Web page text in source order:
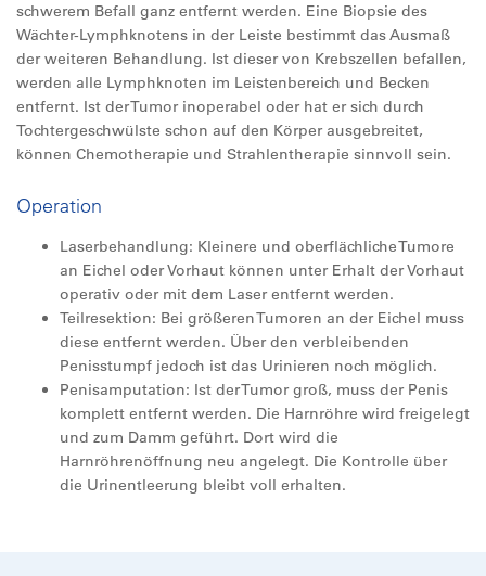
schwerem Befall ganz entfernt werden. Eine Biopsie des
Wächter-Lymphknotens in der Leiste bestimmt das Ausmaß
der weiteren Behandlung. Ist dieser von Krebszellen befallen,
werden alle Lymphknoten im Leistenbereich und Becken
entfernt. Ist der Tumor inoperabel oder hat er sich durch
Tochtergeschwülste schon auf den Körper ausgebreitet,
können Chemotherapie und Strahlentherapie sinnvoll sein.
Operation
Laserbehandlung: Kleinere und oberflächliche Tumore
an Eichel oder Vorhaut können unter Erhalt der Vorhaut
operativ oder mit dem Laser entfernt werden.
Teilresektion: Bei größeren Tumoren an der Eichel muss
diese entfernt werden. Über den verbleibenden
Penisstumpf jedoch ist das Urinieren noch möglich.
Penisamputation: Ist der Tumor groß, muss der Penis
komplett entfernt werden. Die Harnröhre wird freigelegt
und zum Damm geführt. Dort wird die
Harnröhrenöffnung neu angelegt. Die Kontrolle über
die Urinentleerung bleibt voll erhalten.